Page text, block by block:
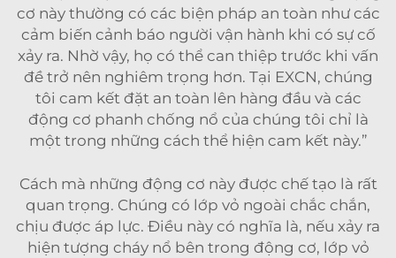
cơ này thường có các biện pháp an toàn như các
cảm biến cảnh báo người vận hành khi có sự cố
xảy ra. Nhờ vậy, họ có thể can thiệp trước khi vấn
đề trở nên nghiêm trọng hơn. Tại EXCN, chúng
tôi cam kết đặt an toàn lên hàng đầu và các
động cơ phanh chống nổ của chúng tôi chỉ là
một trong những cách thể hiện cam kết này.”
Cách mà những động cơ này được chế tạo là rất
quan trọng. Chúng có lớp vỏ ngoài chắc chắn,
chịu được áp lực. Điều này có nghĩa là, nếu xảy ra
hiện tượng cháy nổ bên trong động cơ, lớp vỏ